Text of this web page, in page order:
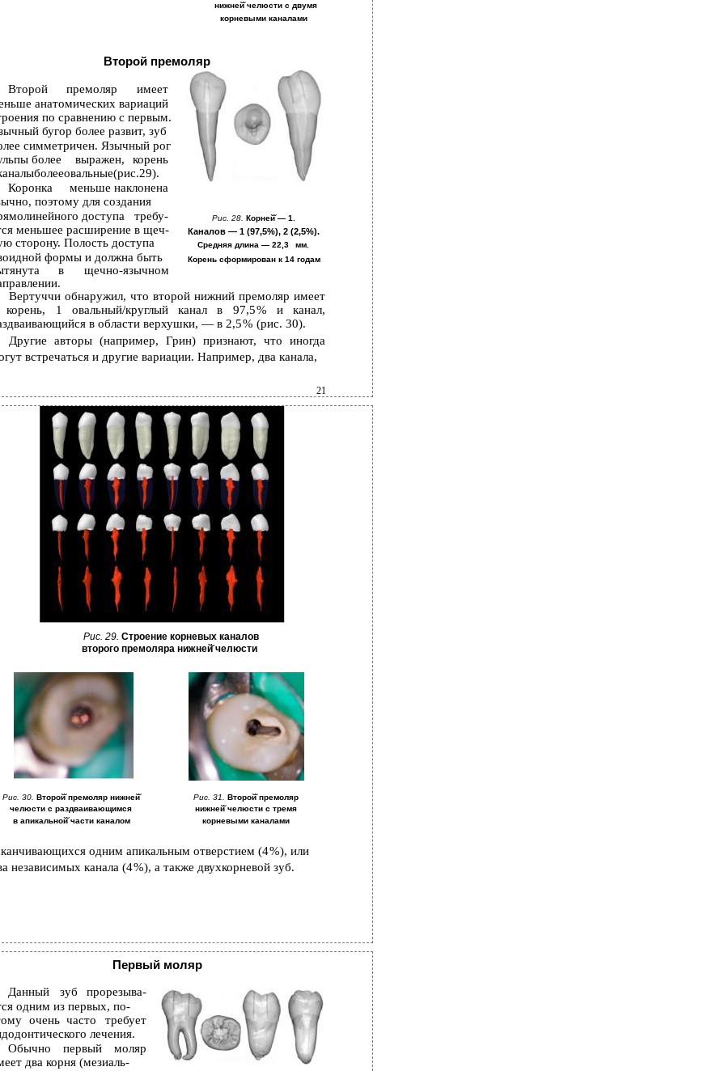
нижней̆ челюсти с двумя
корневыми каналами
Второй премоляр
Второй премоляр
имеет
анатомических вариаций
по сравнению с первым.
бугор более развит, зуб
симметричен. Язычный рог
более
выражен,
корень
Коронка
меньше наклонена
поэтому для создания
доступа
требу- Рис. 28. Корней̆ — 1.
меньшее расширение в щеч- Каналов — 1 (97,5%), 2 (2,5%).
сторону. Полость доступа Средняя длина — 22,3 мм.
формы и должна быть Корень сформирован к 14 годам
в
щечно-язычном
Вертуччи обнаружил, что второй нижний премоляр имеет
1 овальный/круглый канал в 97,5 % и канал,
в области верхушки, — в 2,5 % (рис. 30).
Другие авторы (например, Грин) признают, что иногда
встречаться и другие вариации. Например, два канала,
21
Рис. 29. Строение корневых каналов
второго премоляра нижней̆ челюсти
Рис. 30. Второй̆ премоляр нижней̆ Рис. 31. Второй̆ премоляр
челюсти с раздваивающимся
нижней̆ челюсти с тремя
в апикальной̆ части каналом
корневыми каналами
одним апикальным отверстием (4 %), или
независимых канала (4 %), а также двухкорневой зуб.
Первый моляр
Данный зуб
прорезыва-
одним из первых, по-
очень часто
требует
лечения.
Обычно
первый
моляр
два корня (мезиаль-